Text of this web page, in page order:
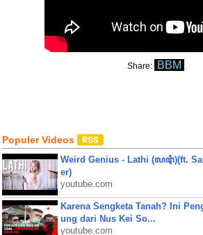
Share: BBM
Populer Videos
Weird Genius - Lathi (ꦭꦛꦶ)(ft.
er)
youtube.com
Karena Sengketa Tanah? Ini
ung dari Nus Kei So...
youtube.com